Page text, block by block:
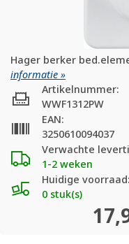
Hager berker
informatie »
Verwachte
1-2 weken
Huidige voorraad:
0 stuk(s)
Artikelnummer:
WWF1312PW
EAN:
3250610094037